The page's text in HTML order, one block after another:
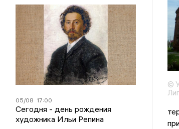
05/08 17:00
Сегодня - день рождения
художника Ильи Репина
©